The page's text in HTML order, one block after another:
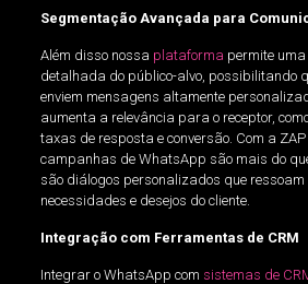
Segmentação Avançada para
Além disso nossa plataforma permite
detalhada do público-alvo, possibilitando
enviem mensagens altamente
aumenta a relevância para o receptor,
taxas de resposta e conversão. Com a
campanhas de WhatsApp são mais do
são diálogos personalizados que ressoam
necessidades e desejos do cliente.
Integração com Ferramentas de CRM
Integrar o WhatsApp com sistemas de